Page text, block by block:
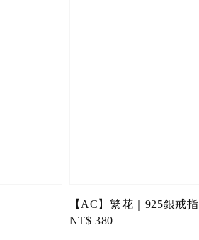
【AC】繁花｜925銀戒指
Regular
NT$ 380